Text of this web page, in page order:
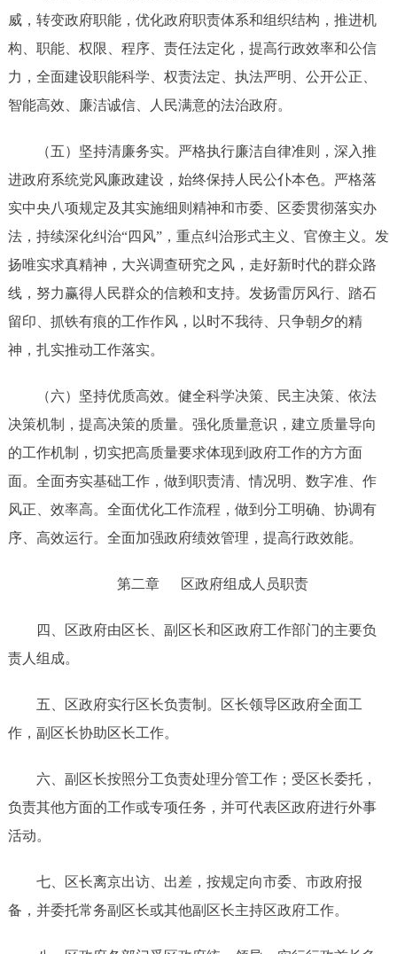
威，转变政府职能，优化政府职责体系和组织结构，推进机
构、职能、权限、程序、责任法定化，提高行政效率和公信
力，全面建设职能科学、权责法定、执法严明、公开公正、
智能高效、廉洁诚信、人民满意的法治政府。
（五） 坚持清廉务实。严格执行廉洁自律准则，深入推
进政府系统党风廉政建设，始终保持人民公仆本色。严格落
实中央八项规定及其实施细则精神和市委、区委贯彻落实办
法，持续深化纠治“四风”，重点纠治形式主义、官僚主义。发
扬唯实求真精神，大兴调查研究之风，走好新时代的群众路
线，努力赢得人民群众的信赖和支持。发扬雷厉风行、踏石
留印、抓铁有痕的工作作风，以时不我待、只争朝夕的精
神，扎实推动工作落实。
（六） 坚持优质高效。健全科学决策、民主决策、依法
决策机制，提高决策的质量。强化质量意识，建立质量导向
的工作机制，切实把高质量要求体现到政府工作的方方面
面。全面夯实基础工作，做到职责清、情况明、数字准、作
风正、效率高。全面优化工作流程，做到分工明确、协调有
序、高效运行。全面加强政府绩效管理，提高行政效能。
第二章 区政府组成人员职责
四、
区政府由区长、副区长和区政府工作部门的主要负
责人组成。
五、区政府实行区长负责制。区长领导区政府全面工
作，副区长协助区长工作。
六、副区长按照分工负责处理分管工作；受区长委托，
负责其他方面的工作或专项任务 ，并可代表区政府进行外事
活动。
七、区长离京出访、出差，按规定向市委、市政府报
备，并委托常务副区长或其他副区长主持区政府工作。